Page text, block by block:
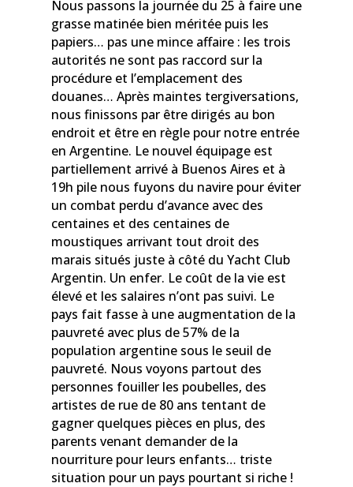
Nous passons la journée du 25 à faire une
grasse matinée bien méritée puis les
papiers… pas une mince affaire : les trois
autorités ne sont pas raccord sur la
procédure et l’emplacement des
douanes… Après maintes tergiversations,
nous finissons par être dirigés au bon
endroit et être en règle pour notre entrée
en Argentine. Le nouvel équipage est
partiellement arrivé à Buenos Aires et à
19h pile nous fuyons du navire pour éviter
un combat perdu d’avance avec des
centaines et des centaines de
moustiques arrivant tout droit des
marais situés juste à côté du Yacht Club
Argentin. Un enfer. Le coût de la vie est
élevé et les salaires n’ont pas suivi. Le
pays fait fasse à une augmentation de la
pauvreté avec plus de 57% de la
population argentine sous le seuil de
pauvreté. Nous voyons partout des
personnes fouiller les poubelles, des
artistes de rue de 80 ans tentant de
gagner quelques pièces en plus, des
parents venant demander de la
nourriture pour leurs enfants… triste
situation pour un pays pourtant si riche !